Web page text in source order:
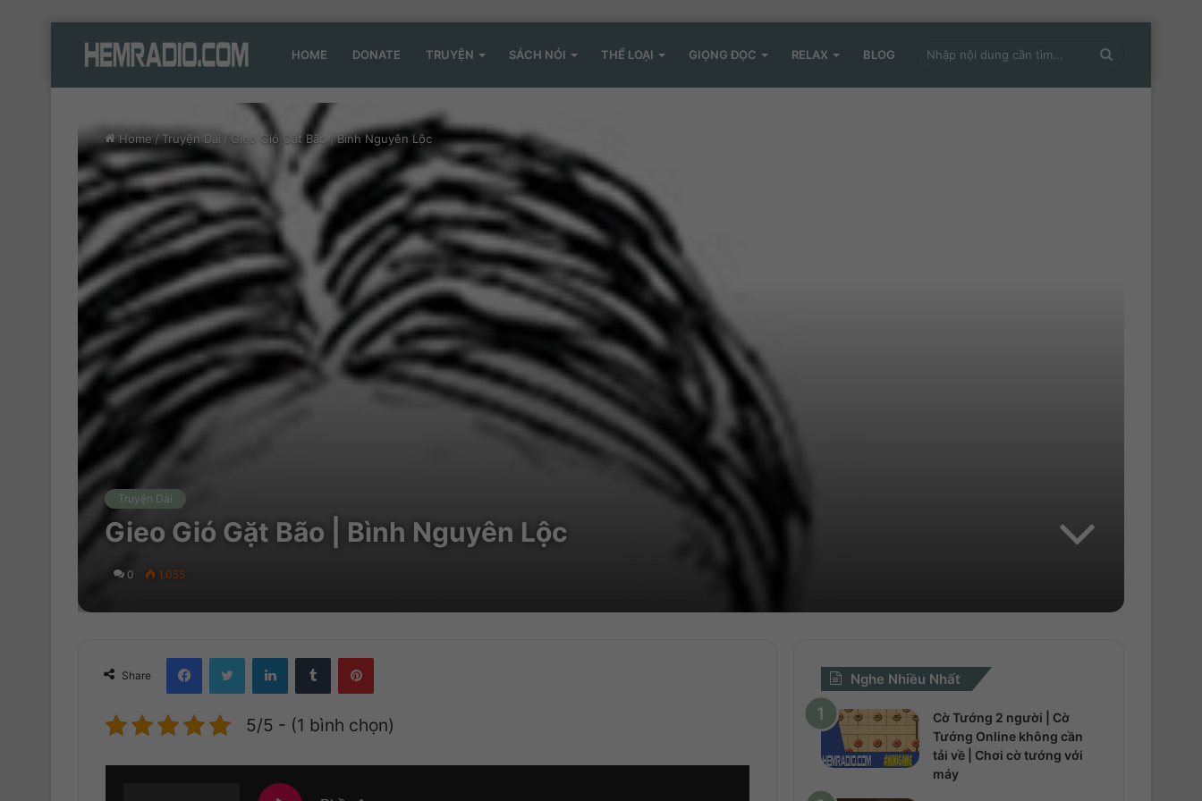
HOME DONATE TRUYỆN SÁCH NÓI THỂ LOẠI GIỌNG ĐỌC RELAX BLOG
Home/Truyện Dài / Gieo Gió Gặt Bão | Bình Nguyên Lộc
Truyện Dài
Gieo Gió Gặt Bão | Bình Nguyên Lộc
0 1.055
Share
5/5 - (1 bình chọn)
Nghe Nhiều Nhất
Cờ Tướng 2 người | Cờ
Tướng Online không cần
tải về | Chơi cờ tướng với
máy